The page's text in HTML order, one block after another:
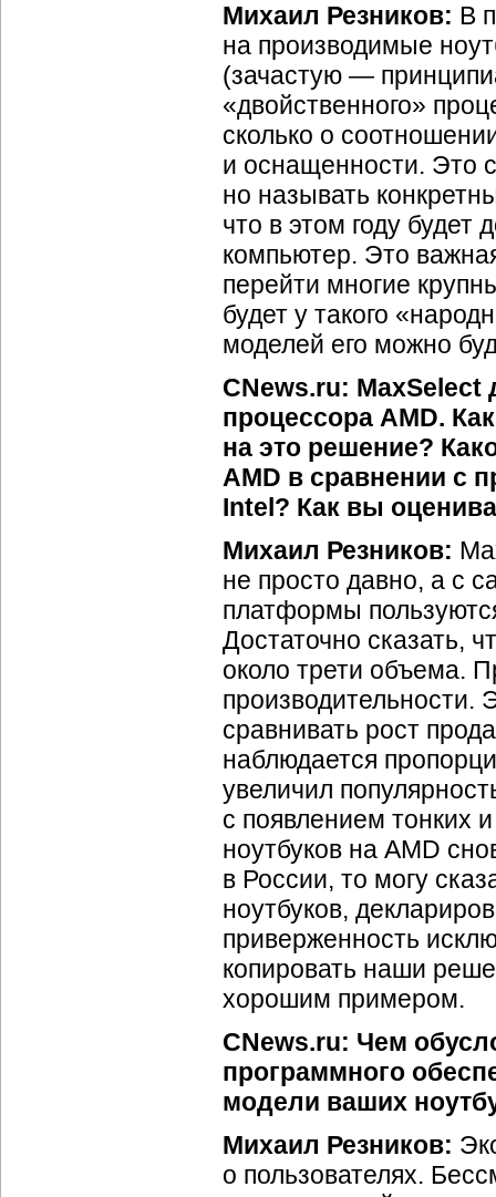
Михаил Резников: В
на производимые
(зачастую —
«двойственного»
сколько о
и оснащенности. Это
но называть
что в этом году будет
компьютер. Это
перейти многие
будет у такого
моделей его можно
CNews.ru: MaxSelect
процессора AMD.
на это решение?
AMD в сравнении с
Intel? Как вы
Михаил Резников:
не просто давно, а с
платформы
Достаточно сказать,
около трети объема.
сравнивать рост
наблюдается
увеличил
с появлением тонких
ноутбуков на AMD
в России, то могу
ноутбуков,
приверженность
копировать наши
хорошим примером.
CNews.ru: Чем
программного
модели ваших
Михаил Резников:
о пользователях.